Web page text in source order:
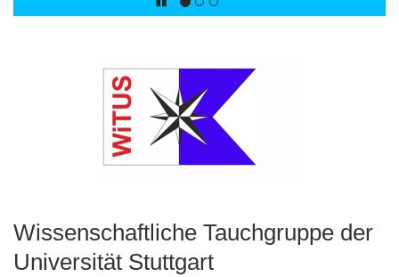
Wissenschaftliche Tauchgruppe der
Universität Stuttgart